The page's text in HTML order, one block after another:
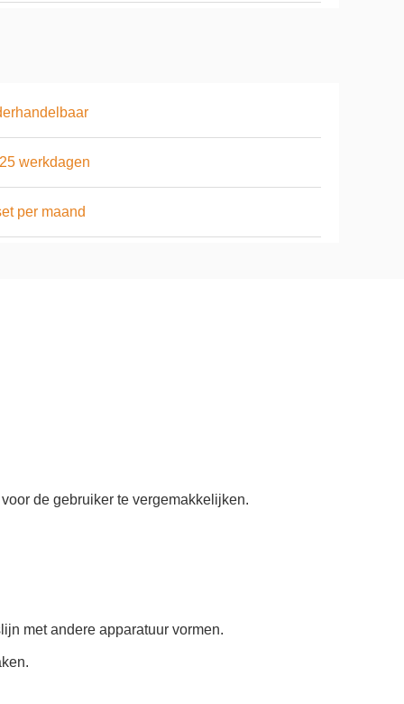
werkdagen
per maand
de gebruiker te vergemakkelijken.
met andere apparatuur vormen.